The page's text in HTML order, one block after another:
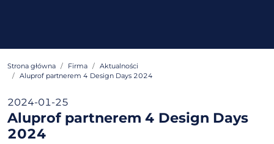
Strona główna Firma
Aktualności
Aluprof partnerem 4 Design Days 2024
2024-01-25
Aluprof partnerem 4 Design Days
2024